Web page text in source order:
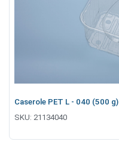
Caserole PET L - 040 (500 g)
SKU: 21134040